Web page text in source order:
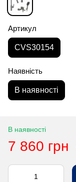
Артикул
CVS30154
Наявність
В наявності
В наявності
7 860 грн